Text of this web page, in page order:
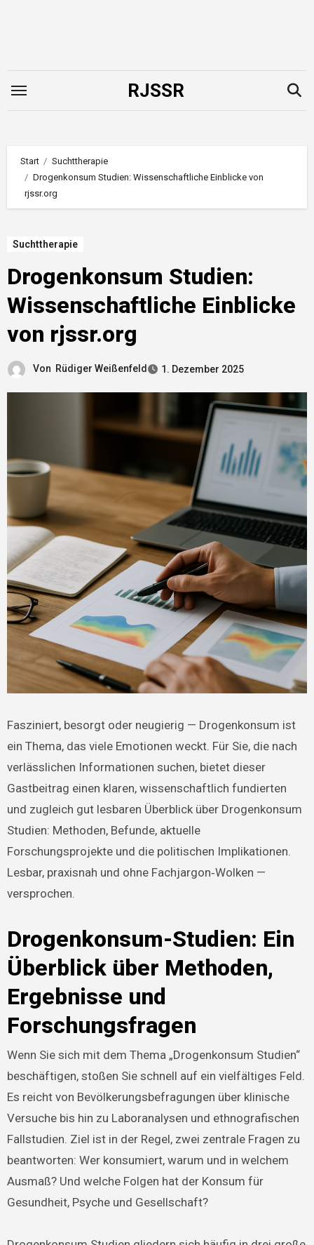
RJSSR
Start
Suchttherapie
Drogenkonsum Studien: Wissenschaftliche Einblicke von
rjssr.org
Suchttherapie
Drogenkonsum Studien:
Wissenschaftliche Einblicke
von rjssr.org
Von Rüdiger Weißenfeld 1. Dezember 2025
Fasziniert, besorgt oder neugierig — Drogenkonsum ist
ein Thema, das viele Emotionen weckt. Für Sie, die nach
verlässlichen Informationen suchen, bietet dieser
Gastbeitrag einen klaren, wissenschaftlich fundierten
und zugleich gut lesbaren Überblick über Drogenkonsum
Studien: Methoden, Befunde, aktuelle
Forschungsprojekte und die politischen Implikationen.
Lesbar, praxisnah und ohne Fachjargon‑Wolken —
versprochen.
Drogenkonsum-Studien: Ein
Überblick über Methoden,
Ergebnisse und
Forschungsfragen
Wenn Sie sich mit dem Thema „Drogenkonsum Studien“
beschäftigen, stoßen Sie schnell auf ein vielfältiges Feld.
Es reicht von Bevölkerungsbefragungen über klinische
Versuche bis hin zu Laboranalysen und ethnografischen
Fallstudien. Ziel ist in der Regel, zwei zentrale Fragen zu
beantworten: Wer konsumiert, warum und in welchem
Ausmaß? Und welche Folgen hat der Konsum für
Gesundheit, Psyche und Gesellschaft?